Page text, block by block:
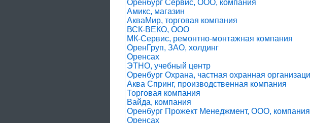
Оренбург Сервис, ООО, компания
Амикс, магазин
АкваМир, торговая компания
ВСК-ВЕКО, ООО
МК-Сервис, ремонтно-монтажная компания
ОренГруп, ЗАО, холдинг
Оренсах
ЭТНО, учебный центр
Оренбург Охрана, частная охранная
Аква Спринг, производственная компания
Торговая компания
Вайда, компания
Оренбург Прожект Менеджмент, ООО, компания
Оренсах